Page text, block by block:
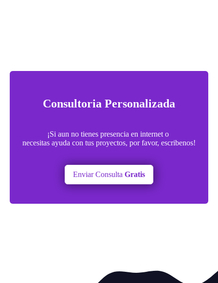
Consultoria Personalizada
¡Si aun no tienes presencia en internet o
necesitas ayuda con tus proyectos, por favor, escribenos!
Enviar Consulta Gratis